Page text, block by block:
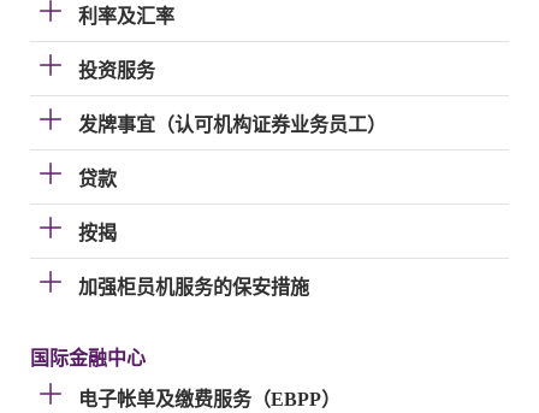
利率及汇率
投资服务
发牌事宜（认可机构证券业务员工）
贷款
按揭
加强柜员机服务的保安措施
国际金融中心
电子帐单及缴费服务（EBPP）